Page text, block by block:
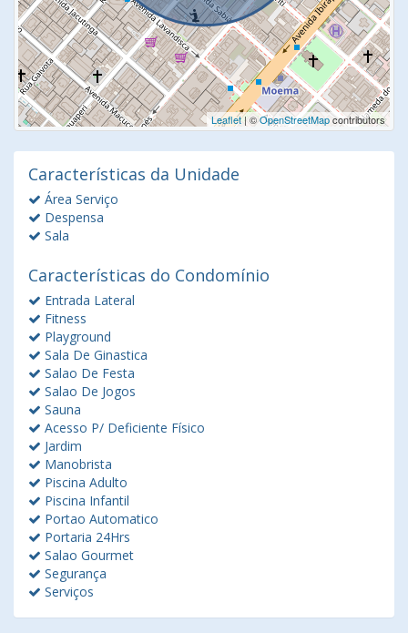
Leaflet| ©OpenStreetMapcontributors
Características da Unidade
Área Serviço
Despensa
Sala
Características do Condomínio
Entrada Lateral
Fitness
Playground
Sala De Ginastica
Salao De Festa
Salao De Jogos
Sauna
Acesso P/ Deficiente Físico
Jardim
Manobrista
Piscina Adulto
Piscina Infantil
Portao Automatico
Portaria 24Hrs
Salao Gourmet
Segurança
Serviços